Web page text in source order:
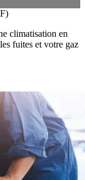
climatisation en
fuites et votre gaz